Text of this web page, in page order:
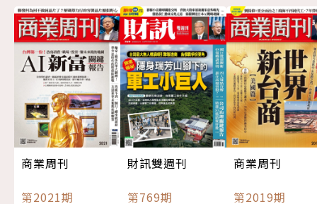
商業周刊
第2021期
財訊雙週刊
第769期
商業周刊
第2019期